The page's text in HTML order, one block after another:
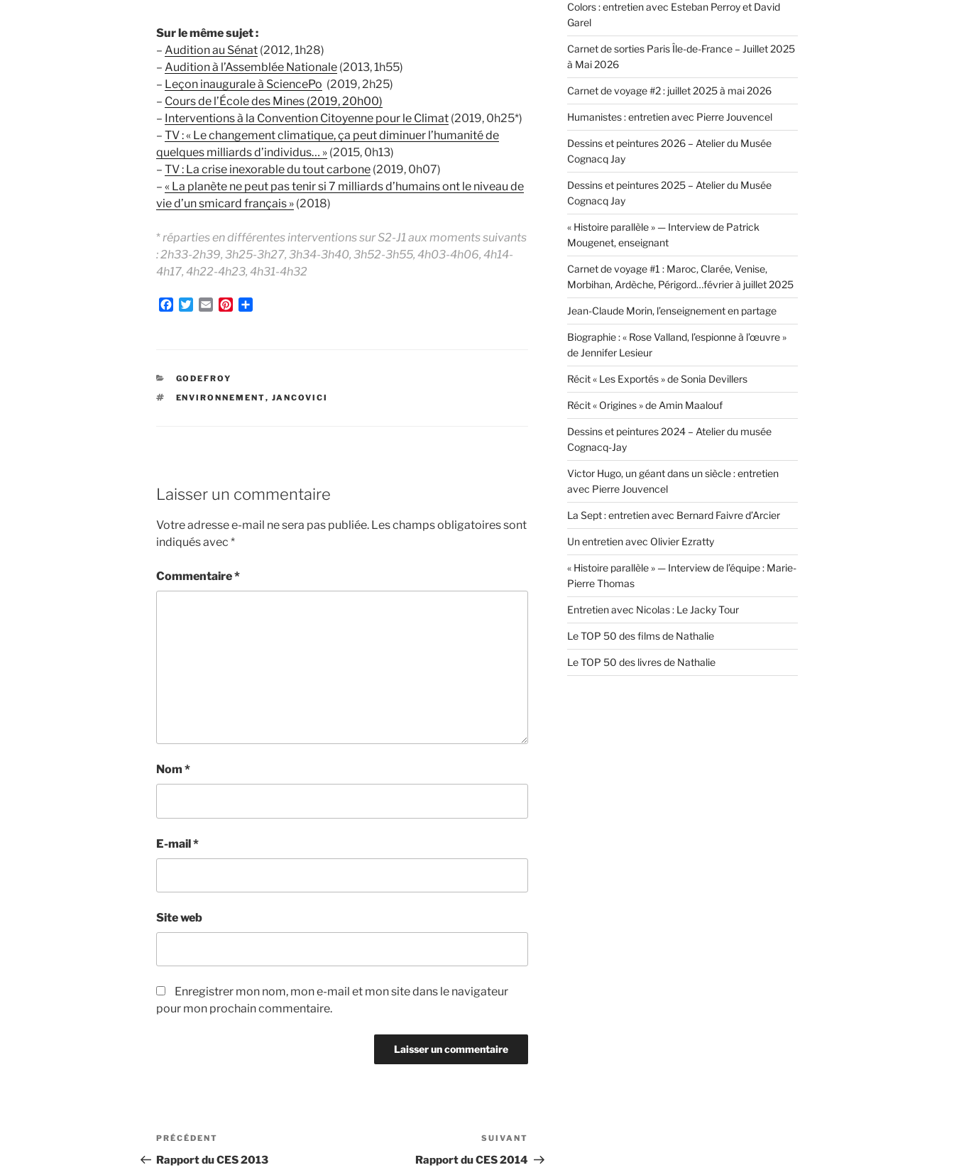
Sur le même sujet :
– Audition au Sénat (2012, 1h28)
– Audition à l’Assemblée Nationale (2013, 1h55)
– Leçon inaugurale à SciencePo (2019, 2h25)
– Cours de l’École des Mines (2019, 20h00)
– Interventions à la Convention Citoyenne pour le Climat (2019, 0h25*)
– TV : « Le changement climatique, ça peut diminuer l’humanité de
quelques milliards d’individus… » (2015, 0h13)
– TV : La crise inexorable du tout carbone (2019, 0h07)
– « La planète ne peut pas tenir si 7 milliards d’humains ont le niveau de
vie d’un smicard français » (2018)
*réparties en différentes interventions sur S2-J1 aux moments suivants
: 2h33-2h39, 3h25-3h27, 3h34-3h40, 3h52-3h55, 4h03-4h06, 4h14-
4h17, 4h22-4h23, 4h31-4h32
o
k
e
s
r
CATÉGORIES
GODEFROY
ÉTIQUETTES
ENVIRONNEMENT, JANCOVICI
Laisser un commentaire
Votre adresse e-mail ne sera pas publiée. Les champs obligatoires sont
indiqués avec *
Commentaire*
Nom *
E-mail*
Site web
Enregistrer mon nom, mon e-mail et mon site dans le navigateur
pour mon prochain commentaire.
Navigation
de
Article
précédent
PRÉCÉDENT
Rapport du CES 2013
suivant
SUIVANT
Rapport du CES 2014
Colors : entretien avec Esteban Perroy et David
Garel
Carnet de sorties Paris Île-de-France – Juillet 2025
à Mai 2026
Carnet de voyage #2 : juillet 2025 à mai 2026
Humanistes : entretien avec Pierre Jouvencel
Dessins et peintures 2026 – Atelier du Musée
Cognacq Jay
Dessins et peintures 2025 – Atelier du Musée
Cognacq Jay
« Histoire parallèle » — Interview de Patrick
Mougenet, enseignant
Carnet de voyage #1 : Maroc, Clarée, Venise,
Morbihan, Ardèche, Périgord…février à juillet 2025
Jean-Claude Morin, l’enseignement en partage
Biographie : « Rose Valland, l’espionne à l’œuvre »
de Jennifer Lesieur
Récit « Les Exportés » de Sonia Devillers
Récit « Origines » de Amin Maalouf
Dessins et peintures 2024 – Atelier du musée
Cognacq-Jay
Victor Hugo, un géant dans un siècle : entretien
avec Pierre Jouvencel
La Sept : entretien avec Bernard Faivre d’Arcier
Un entretien avec Olivier Ezratty
« Histoire parallèle » — Interview de l’équipe : Marie-
Pierre Thomas
Entretien avec Nicolas : Le Jacky Tour
Le TOP 50 des films de Nathalie
Le TOP 50 des livres de Nathalie